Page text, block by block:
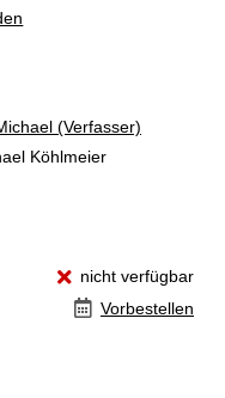
Verfasser
(Verfasser)
Köhlmeier
nicht verfügbar
Vorbestellen